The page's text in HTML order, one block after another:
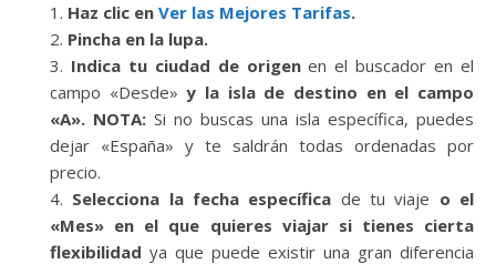
Haz clic en Ver las Mejores Tarifas.
Pincha en la lupa.
Indica tu ciudad de origenen el buscador en el
campo «Desde» y la isla de destino en el campo
«A». NOTA: Si no buscas una isla específica, puedes
dejar «España» y te saldrán todas ordenadas por
precio.
Selecciona la fecha específica de tu viaje o el
«Mes» en el que quieres viajar si tienes cierta
flexibilidad ya que puede existir una gran diferencia